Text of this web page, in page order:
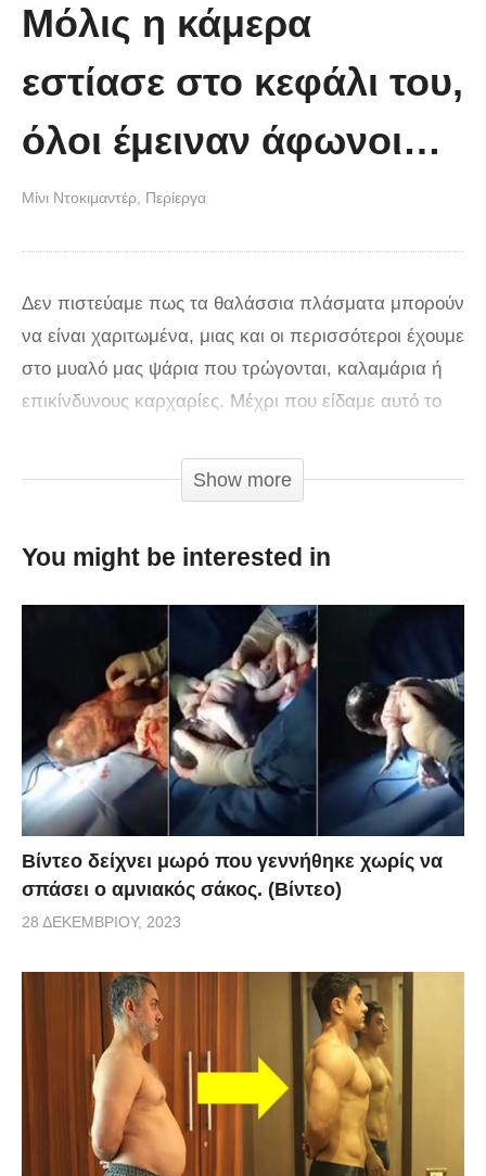
Έβαλαν κάμερα έξω από αυτήν τη
(Βίντεο)
Μόλις η κάμερα
εστίασε στο κεφάλι του,
όλοι έμειναν άφωνοι…
Μίνι Ντοκιμαντέρ Περίεργα
Δεν πιστεύαμε πως τα θαλάσσια πλάσματα μπορούν
να είναι χαριτωμένα, μιας και οι περισσότεροι έχουμε
στο μυαλό μας ψάρια που τρώγονται, καλαμάρια ή
επικίνδυνους καρχαρίες. Μέχρι που είδαμε αυτό το
κάνουν το σώμα του να μοιάζει με ιπτάμενο
Δεν ξέρουμε αν φταίνε τα μικρά αυτάκια του που
κινούνται πάνω-κάτω, το υπέροχο μωβ χρώμα του ή
αυτά τα τεράστια μαύρα μάτια, εμείς όμως το
ερωτευτήκαμε!
Πηγή
Show more
You might be interested in
Βίντεο δείχνει μωρό που γεννήθηκε χωρίς να
σπάσει ο αμνιακός σάκος. (Βίντεο)
28 ΔΕΚΕΜΒΡΊΟΥ, 2023